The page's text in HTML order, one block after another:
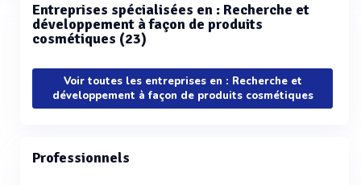
Entreprises spécialisées en : Recherche et
développement à façon de produits
cosmétiques (23)
Voir toutes les entreprises en : Recherche et
développement à façon de produits cosmétiques
Professionnels